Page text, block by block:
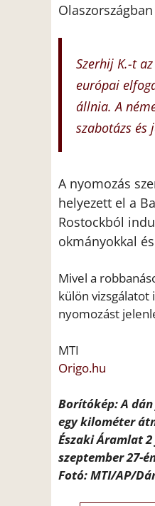
Szerhij K.-t
európai
állnia. A
szabotázs
A nyomozás
helyezett el a
Rostockból
okmányokkal
Mivel a
külön vizsgálatot
nyomozást
MTI
Origo.hu
Borítókép: A
egy kilométer
Északi Áramlat
szeptember 27-
Fotó: MTI/AP/